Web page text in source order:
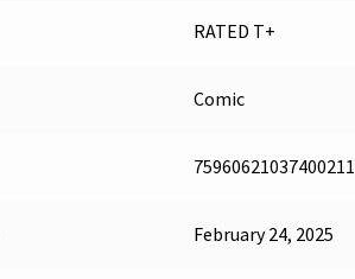
RATED T+
Comic
75960621037400211
February 24, 2025